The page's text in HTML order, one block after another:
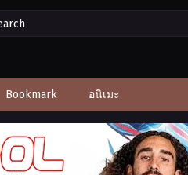
Bookmark อนิเมะ